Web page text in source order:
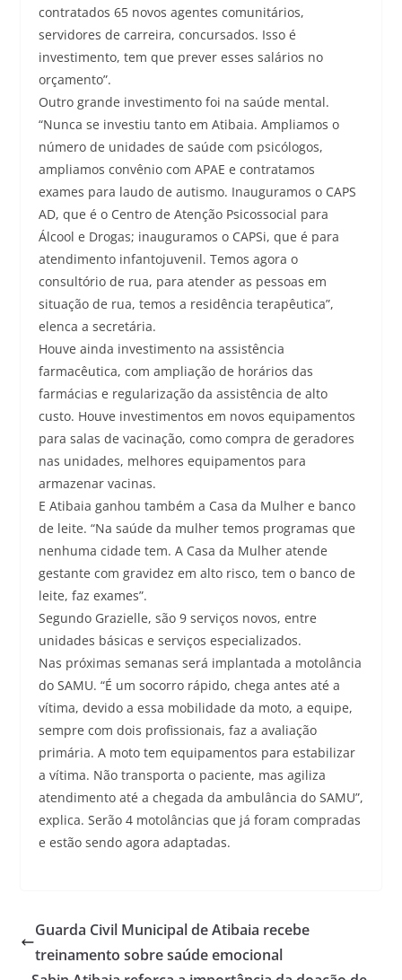
contratados 65 novos agentes comunitários,
servidores de carreira, concursados. Isso é
investimento, tem que prever esses salários no
orçamento”.
Outro grande investimento foi na saúde mental.
“Nunca se investiu tanto em Atibaia. Ampliamos o
número de unidades de saúde com psicólogos,
ampliamos convênio com APAE e contratamos
exames para laudo de autismo. Inauguramos o CAPS
AD, que é o Centro de Atenção Psicossocial para
Álcool e Drogas; inauguramos o CAPSi, que é para
atendimento infantojuvenil. Temos agora o
consultório de rua, para atender as pessoas em
situação de rua, temos a residência terapêutica”,
elenca a secretária.
Houve ainda investimento na assistência
farmacêutica, com ampliação de horários das
farmácias e regularização da assistência de alto
custo. Houve investimentos em novos equipamentos
para salas de vacinação, como compra de geradores
nas unidades, melhores equipamentos para
armazenar vacinas.
E Atibaia ganhou também a Casa da Mulher e banco
de leite. “Na saúde da mulher temos programas que
nenhuma cidade tem. A Casa da Mulher atende
gestante com gravidez em alto risco, tem o banco de
leite, faz exames”.
Segundo Grazielle, são 9 serviços novos, entre
unidades básicas e serviços especializados.
Nas próximas semanas será implantada a motolância
do SAMU. “É um socorro rápido, chega antes até a
vítima, devido a essa mobilidade da moto, a equipe,
sempre com dois profissionais, faz a avaliação
primária. A moto tem equipamentos para estabilizar
a vítima. Não transporta o paciente, mas agiliza
atendimento até a chegada da ambulância do SAMU”,
explica. Serão 4 motolâncias que já foram compradas
e estão sendo agora adaptadas.
Guarda Civil Municipal de Atibaia recebe
treinamento sobre saúde emocional